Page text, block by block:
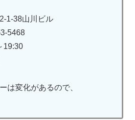
1-38山川ビル
5468
19:30
は変化があるので、